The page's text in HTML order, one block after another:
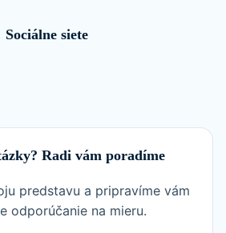
Sociálne siete
Radi vám poradíme
predstavu a pripravíme vám
odporúčanie na mieru.